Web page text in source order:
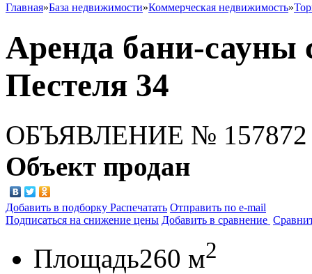
Главная»База недвижимости»Коммерческая недвижимость»
Аренда бани-сауны
Пестеля 34
ОБЪЯВЛЕНИЕ № 157872
Объект продан
Добавить в подборку Распечатать Отправить по e-mail
Подписаться на снижение цены Добавить в сравнение
Площадь260 м2